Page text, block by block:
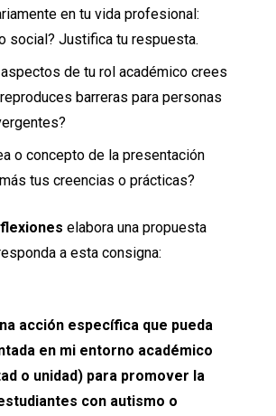
en tu vida profesional:
social? Justifica tu respuesta.
aspectos de tu rol académico crees
barreras para personas
o concepto de la presentación
tus creencias o prácticas?
elabora una propuesta
a esta consigna:
acción específica que pueda
en mi entorno académico
o unidad) para promover la
con autismo o